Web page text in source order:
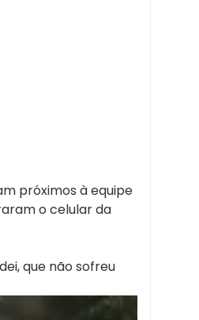
próximos à equipe
o celular da
que não sofreu